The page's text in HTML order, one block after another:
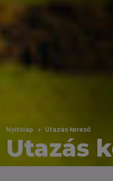
Nyitólap Utazás kereső
Utazás